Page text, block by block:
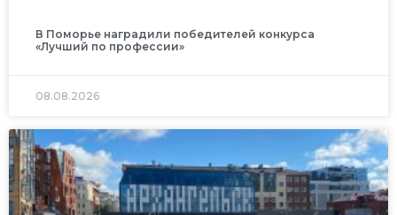
В Поморье наградили победителей конкурса
«Лучший по профессии»
08.08.2026